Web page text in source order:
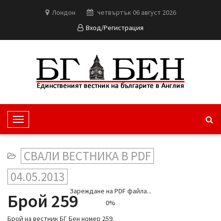
Лондон
четвъртък 06 август 2026
Вход/Регистрация
T
o
l
e
v
СВАЛИ ВЕСТНИКА В PDF
04.05.2013
Брой 259
Брой на вестник БГ Бен номер 259.
Зареждане на PDF файла...
0%